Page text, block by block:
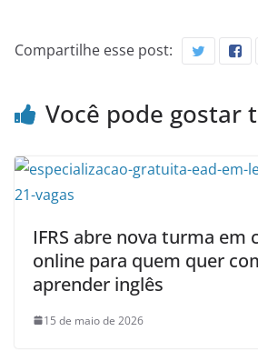
Compartilhe esse post:
Você pode gostar
IFRS abre nova turma em
online para quem quer
aprender inglês
15 de maio de 2026